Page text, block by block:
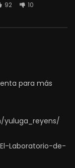
92 10
para más
yuluga_reyens/
Laboratorio-de-